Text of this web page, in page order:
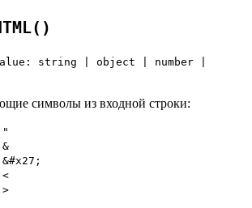
string | object | number |
символы из входной строки:
"
&
&#x27;
<
>